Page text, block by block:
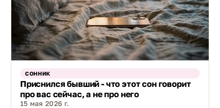
СОННИК
Приснился бывший - что этот сон говорит
про вас сейчас, а не про него
15 мая 2026 г.